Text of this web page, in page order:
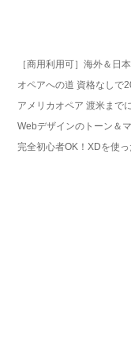
［商用利用可］海外＆日
オペアへの道 資格なしで
アメリカオペア 渡米まで
Webデザインのトーン＆
完全初心者OK！XDを使